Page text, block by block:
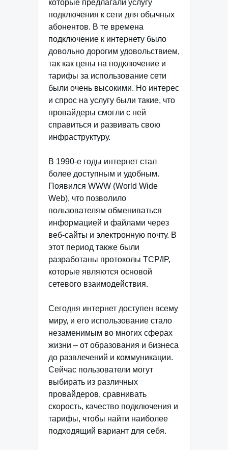
которые предлагали услугу
подключения к сети для обычных
абонентов. В те времена
подключение к интернету было
довольно дорогим удовольствием,
так как цены на подключение и
тарифы за использование сети
были очень высокими. Но интерес
и спрос на услугу были такие, что
провайдеры смогли с ней
справиться и развивать свою
инфраструктуру.
В 1990-е годы интернет стал
более доступным и удобным.
Появился WWW (World Wide
Web), что позволило
пользователям обмениваться
информацией и файлами через
веб-сайты и электронную почту. В
этот период также были
разработаны протоколы TCP/IP,
которые являются основой
сетевого взаимодействия.
Сегодня интернет доступен всему
миру, и его использование стало
незаменимым во многих сферах
жизни – от образования и бизнеса
до развлечений и коммуникации.
Сейчас пользователи могут
выбирать из различных
провайдеров, сравнивать
скорость, качество подключения и
тарифы, чтобы найти наиболее
подходящий вариант для себя.